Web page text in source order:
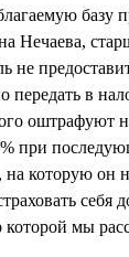
базу
Нечаева,
не
передать в
оштрафуют
при
которую он
себя
которой мы